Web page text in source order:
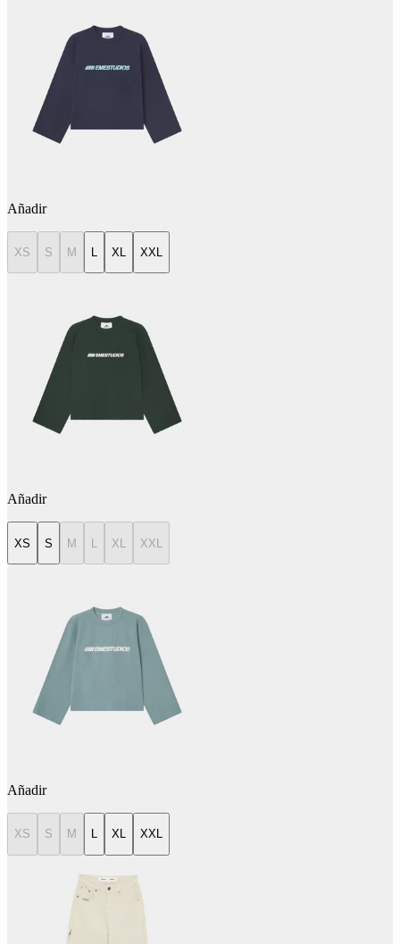
Añadir
XS S M XL XXL
Añadir
XS S M L XL XXL
Añadir
XS S M L XL XXL